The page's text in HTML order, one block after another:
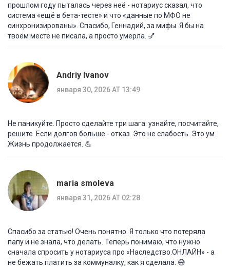
прошлом году пыталась через неё - нотариус сказал, что
система «ещё в бета-тесте» и что «данные по МФО не
синхронизированы». Спасибо, Геннадий, за мифы. Я бы на
твоём месте не писала, а просто умерла. 💅
Andriy Ivanov
января 30, 2026 AT 13:49
Не паникуйте. Просто сделайте три шага: узнайте, посчитайте,
решите. Если долгов больше - отказ. Это не слабость. Это ум.
Жизнь продолжается. 💪
maria smoleva
января 31, 2026 AT 02:28
Спасибо за статью! Очень понятно. Я только что потеряла
папу и не знала, что делать. Теперь понимаю, что нужно
сначала спросить у нотариуса про «Наследство.ОНЛАЙН» - а
не бежать платить за коммуналку, как я сделала. 😅